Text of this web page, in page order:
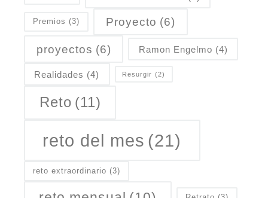
Premios (3) Proyecto (6)
proyectos (6) Ramon Engelmo (4)
Realidades (4) Resurgir (2)
Reto (11)
reto del mes (21)
reto extraordinario (3)